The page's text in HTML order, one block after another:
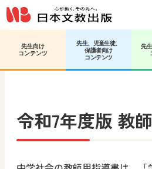
先生向け
コンテンツ
先生、児童生徒、
保護者向け
コンテンツ
先
日文HOME 中学校 社会 歴
令和7年度版 教